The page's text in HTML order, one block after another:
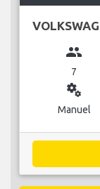
group
7
miscellaneous_services
Manuel